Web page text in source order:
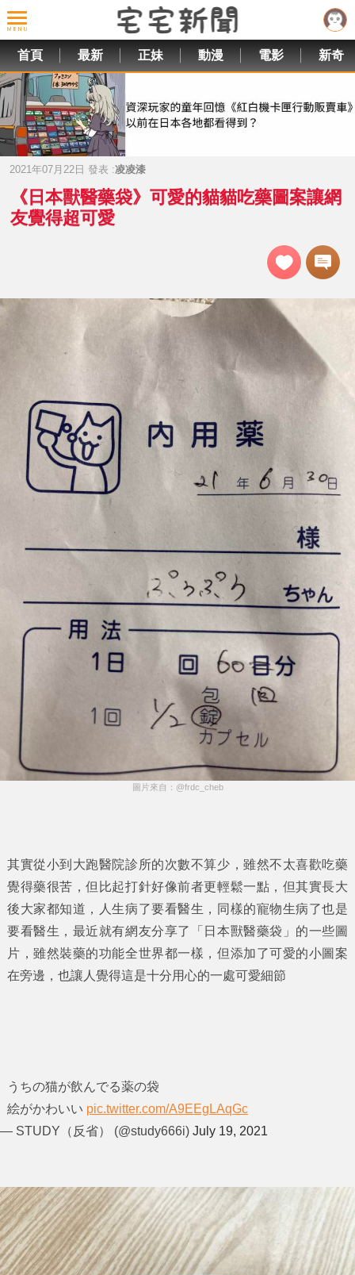
首頁 最新 正妹 動漫 電影 新奇
2021年07月22日 發表 :凌凌漆
《日本獸醫藥袋》可愛的貓貓吃藥圖案讓網
友覺得超可愛
圖片來自：@frdc_cheb
其實從小到大跑醫院診所的次數不算少，雖然不太喜歡吃藥
覺得藥很苦，但比起打針好像前者更輕鬆一點，但其實長大
後大家都知道，人生病了要看醫生，同樣的寵物生病了也是
要看醫生，最近就有網友分享了「 日本獸醫藥袋 」的一些圖
片，雖然裝藥的功能全世界都一樣，但添加了可愛的小圖案
在旁邊，也讓人覺得這是十分用心的一處可愛細節
うちの猫が飲んでる薬の袋
絵がかわいい pic.twitter.com/A9EEgLAqGc
— STUDY（反省） (@study666i) July 19, 2021